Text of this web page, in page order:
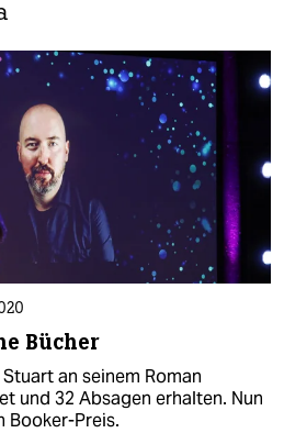
Bücher
an seinem Roman
und 32 Absagen erhalten. Nun
Booker-Preis.